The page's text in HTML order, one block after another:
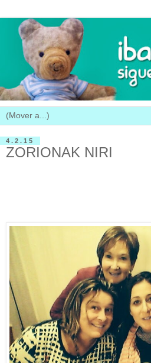
4.2.15
ZORIONAK NIRI